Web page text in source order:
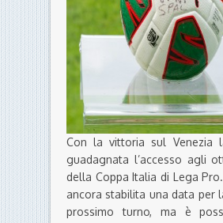
Con la vittoria sul Venezia
guadagnata l’accesso agli
della Coppa Italia di Lega
ancora stabilita una data per
prossimo turno, ma è
giochi tra fine novembre e
che invece già si sa
dell’avversario. A
le prime otto della
Prato.
Ecco il quadro degli ottavi di